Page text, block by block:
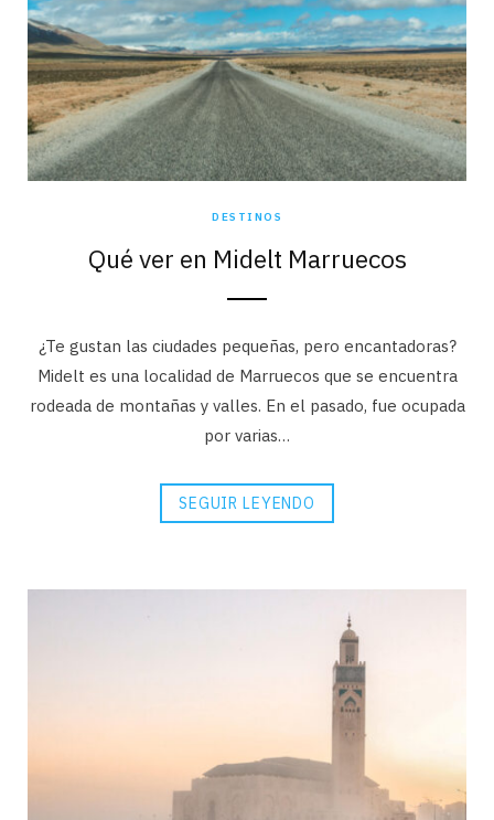
DESTINOS
Qué ver en Midelt Marruecos
¿Te gustan las ciudades pequeñas, pero encantadoras?
Midelt es una localidad de Marruecos que se encuentra
rodeada de montañas y valles. En el pasado, fue ocupada
por varias…
SEGUIR LEYENDO